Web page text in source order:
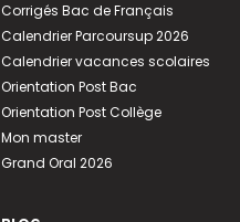
Corrigés Bac de Français
Calendrier Parcoursup 2026
Calendrier vacances scolaires
Orientation Post Bac
Orientation Post Collège
Mon master
Grand Oral 2026